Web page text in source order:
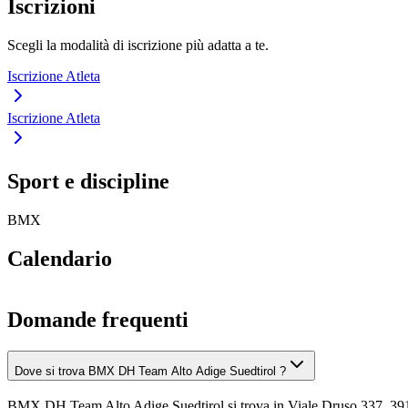
Iscrizioni
Scegli la modalità di iscrizione più adatta a te.
Iscrizione Atleta
Iscrizione Atleta
Sport e discipline
BMX
Calendario
Domande frequenti
Dove si trova BMX DH Team Alto Adige Suedtirol ?